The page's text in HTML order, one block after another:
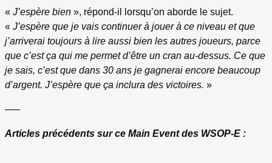
« J’espère bien », répond-il lorsqu’on aborde le sujet.
« J’espère que je vais continuer à jouer à ce niveau et que
j’arriverai toujours à lire aussi bien les autres joueurs, parce
que c’est ça qui me permet d’être un cran au-dessus. Ce que
je sais, c’est que dans 30 ans je gagnerai encore beaucoup
d’argent. J’espère que ça inclura des victoires. »
—–
Articles précédents sur ce Main Event des WSOP-E :